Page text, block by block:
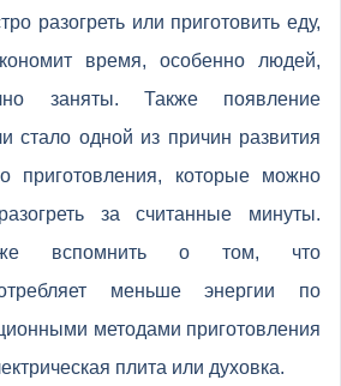
разогреть или приготовить еду,
время, особенно людей,
заняты. Также появление
стало одной из причин развития
приготовления, которые можно
за считанные минуты.
вспомнить о том, что
меньше энергии по
методами приготовления
плита или духовка.